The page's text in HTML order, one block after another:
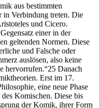
aus bestimmten
in Verbindung treten. Die
und Cicero.
einer in der
geltenden Normen. Diese
und Falsche oder
auslösen, also keine
hervorrufen.“25 Danach
Erst im 17.
eine neue Phase
Komischen. Diese bis
der Komik, ihrer Form